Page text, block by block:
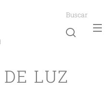
Buscar
LUZ